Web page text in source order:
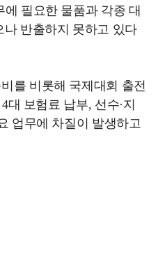
에 필요한 물품과 각종 대
반출하지 못하고 있다
를 비롯해 국제대회 출전
대 보험료 납부, 선수·지
업무에 차질이 발생하고